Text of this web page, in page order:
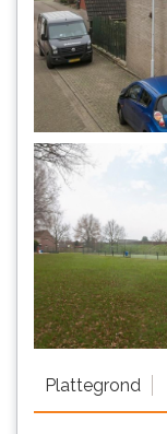
Plattegrond